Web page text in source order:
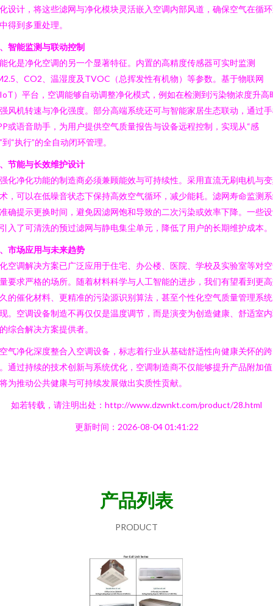
设计，将这些滤网与净化模块灵活嵌入空调内部风道，确保空气在循
得到多重处理。
智能监测与联动控制
化是净化空调的另一个显著特征。内置的高精度传感器可实时监测
、CO2、温湿度及TVOC（总挥发性有机物）等参数。基于物联网
）平台，空调能够自动调整净化模式，例如在检测到污染物浓度升高
风机转速与净化强度。部分高端系统还可与智能家居生态联动，通过
或语音助手，为用户提供空气质量报告与设备远程控制，实现从“感
到“执行”的全自动闭环管理。
节能与长效维护设计
化净化功能的制造商必须兼顾能效与可持续性。采用直流无刷电机与
，可以在低噪音状态下保持高效空气循环，减少能耗。滤网寿命监测
确提示更换时间，避免因滤网饱和导致的二次污染或效率下降。一些
入了可清洗的预过滤网与静电集尘单元，降低了用户的长期维护成本。
市场应用与未来趋势
空调解决方案已广泛应用于住宅、办公楼、医院、学校及实验室等对
要求严格的场所。随着材料科学与人工智能的进步，我们有望看到更
的催化材料、更精准的污染源识别算法，甚至个性化空气质量管理系
。空调设备制造不再仅仅是温度调节，而是演变为创造健康、舒适室
综合解决方案提供者。
气净化深度整合入空调设备，标志着行业从基础舒适性向健康关怀的跨
通过持续的技术创新与系统优化，空调制造商不仅能够提升产品附加
为推动公共健康与可持续发展做出实质性贡献。
如若转载，请注明出处：http://www.dzwnkt.com/product/28.html
更新时间：2026-08-04 01:41:22
产品列表
PRODUCT